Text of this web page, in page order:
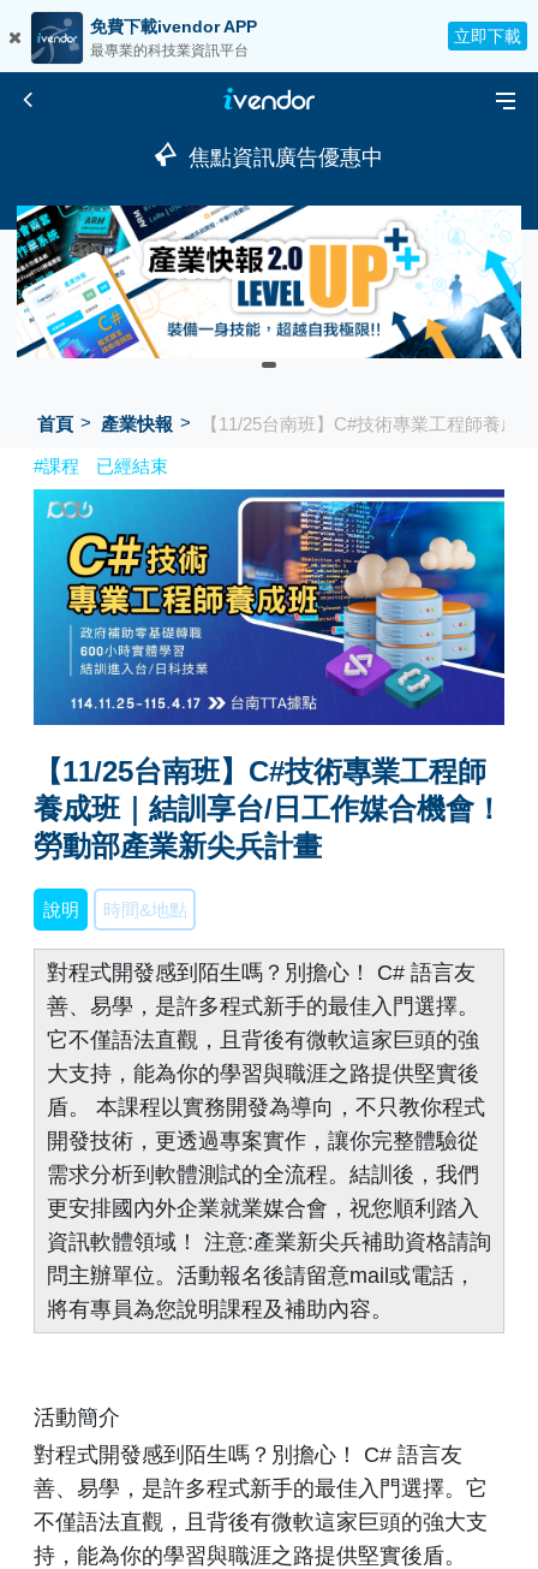
免費下載ivendor APP
最專業的科技業資訊平台
立即下載
焦點資訊廣告優惠中
首頁 產業快報 【11/25台南班】C#技術專業工程師養成
#課程 已經結束
【11/25台南班】C#技術專業工程師
養成班｜結訓享台/日工作媒合機會！
勞動部產業新尖兵計畫
說明 時間&地點
對程式開發感到陌生嗎？別擔心！ C# 語言友
善、易學，是許多程式新手的最佳入門選擇。
它不僅語法直觀，且背後有微軟這家巨頭的強
大支持，能為你的學習與職涯之路提供堅實後
盾。 本課程以實務開發為導向，不只教你程式
開發技術，更透過專案實作，讓你完整體驗從
需求分析到軟體測試的全流程。結訓後，我們
更安排國內外企業就業媒合會，祝您順利踏入
資訊軟體領域！ 注意:產業新尖兵補助資格請詢
問主辦單位。活動報名後請留意mail或電話，
將有專員為您說明課程及補助內容。
活動簡介
對程式開發感到陌生嗎？別擔心！ C# 語言友
善、易學，是許多程式新手的最佳入門選擇。它
不僅語法直觀，且背後有微軟這家巨頭的強大支
持，能為你的學習與職涯之路提供堅實後盾。